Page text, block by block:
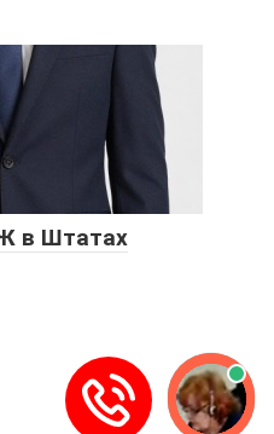
в Штатах